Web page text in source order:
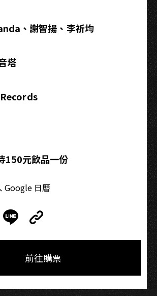
、謝智揚、李祈均
塔
150元飲品一份
Google 日曆
on
Link
前往購票